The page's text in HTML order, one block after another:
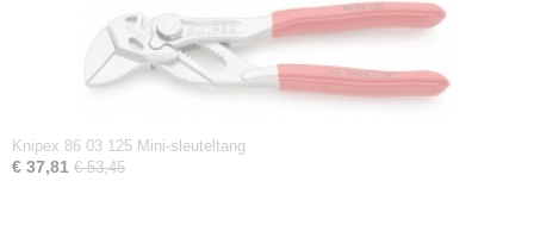
Knipex 86 03 125 Mini-sleuteltang
€ 37,81 € 53,45